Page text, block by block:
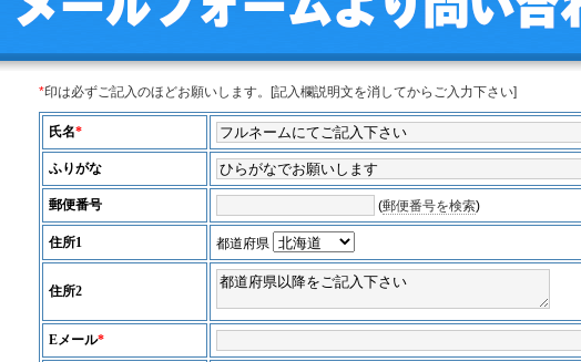
*印は必ずご記入のほどお願いします。[記入欄説明文を消してからご入力下さい]
氏名*
ふりがな
郵便番号 (郵便番号を検索)
住所1 都道府県
住所2
Eメール*